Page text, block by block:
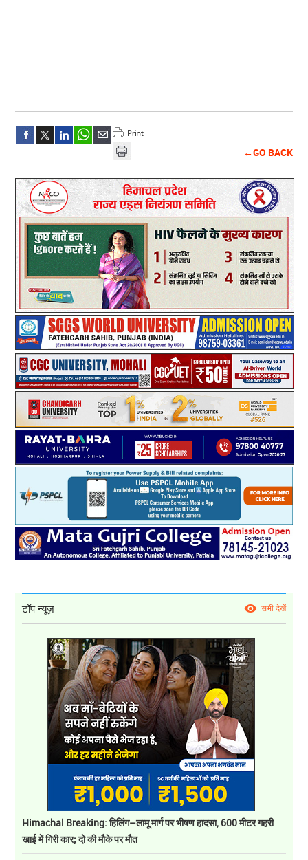
←GO BACK
टॉप न्यूज़ सभी देखें
Himachal Breaking: हिलिंग–लामू मार्ग पर भीषण हादसा, 600 मीटर गहरी
खाई में गिरी कार; दो की मौके पर मौत